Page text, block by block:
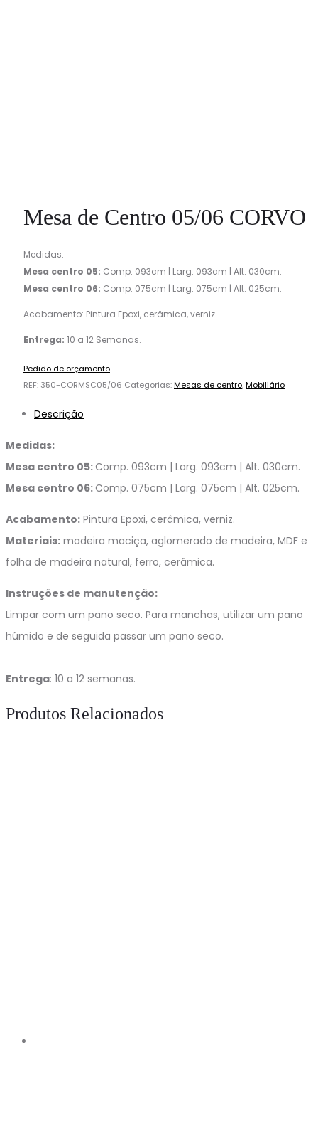
Mesa de Centro 05/06 CORVO
Medidas:
Mesa centro 05: Comp. 093cm | Larg. 093cm | Alt. 030cm.
Mesa centro 06: Comp. 075cm | Larg. 075cm | Alt. 025cm.
Acabamento: Pintura Epoxi, cerâmica, verniz.
Entrega: 10 a 12 Semanas.
Pedido de orçamento
REF: 350-CORMSC05/06 Categorias:Mesas de centro,Mobiliário
Descrição
Medidas:
Mesa centro 05: Comp. 093cm | Larg. 093cm | Alt. 030cm.
Mesa centro 06: Comp. 075cm | Larg. 075cm | Alt. 025cm.
Acabamento: Pintura Epoxi, cerâmica, verniz.
Materiais: madeira maciça, aglomerado de madeira, MDF e
folha de madeira natural, ferro, cerâmica.
Instruções de manutenção:
Limpar com um pano seco. Para manchas, utilizar um pano
húmido e de seguida passar um pano seco.
Entrega: 10 a 12 semanas.
Produtos Relacionados